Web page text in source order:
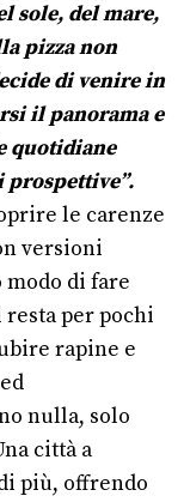
sole, del mare,
pizza non
di venire in
il panorama e
quotidiane
le carenze
versioni
modo di fare
per pochi
rapine e
nulla, solo
città a
più, offrendo